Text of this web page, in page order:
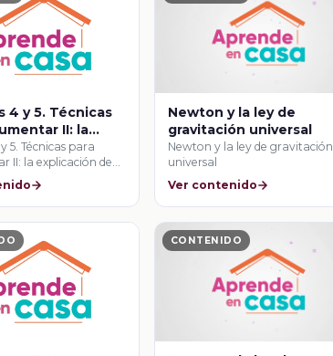
4 y 5. Técnicas
II: la
de un
5. Técnicas para
II: la explicación de
Newton y la ley de
gravitación universal
Newton y la ley de gravitación
universal
Ver contenido
CONTENIDO